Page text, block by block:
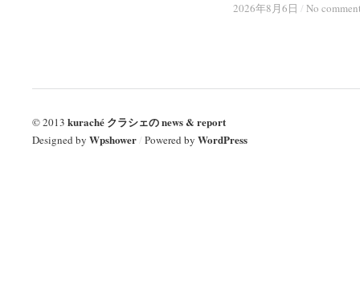
2026年8月6日 / No
2026年8月6日 / No
© 2013 kuraché クラシェの news & report
Designed by Wpshower/ Powered by WordPress